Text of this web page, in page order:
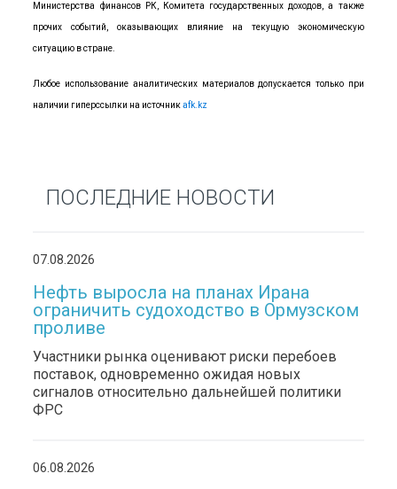
Министерства финансов РК, Комитета государственных доходов, а также
прочих событий, оказывающих влияние на текущую экономическую
ситуацию в стране.
Любое использование аналитических материалов допускается только при
наличии гиперссылки на источникafk.kz
ПОСЛЕДНИЕ НОВОСТИ
07.08.2026
Нефть выросла на планах Ирана
ограничить судоходство в Ормузском
проливе
Участники рынка оценивают риски перебоев
поставок, одновременно ожидая новых
сигналов относительно дальнейшей политики
ФРС
06.08.2026